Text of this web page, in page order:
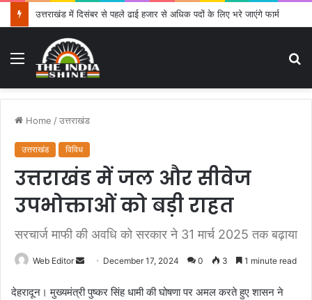
उत्तराखंड में दिसंबर से पहले ढाई हजार से अधिक पदों के लिए भरे जाएंगे फार्म
Menu
Home /उत्तराखंड
उत्तराखंड विविध
उत्तराखंड में जल और सीवेज
उपभोक्ताओं को बड़ी राहत
सरचार्ज माफी की अवधि को सरकार ने 31 मार्च 2025 तक बढ़ाया
Web Editor
n
December 17, 2024 0 3 1 minute read
देहरादून। मुख्यमंत्री पुष्कर सिंह धामी की घोषणा पर अमल करते हुए शासन ने